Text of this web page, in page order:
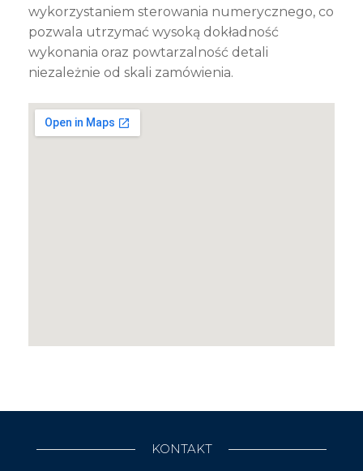
wykorzystaniem sterowania numerycznego, co
pozwala utrzymać wysoką dokładność
wykonania oraz powtarzalność detali
niezależnie od skali zamówienia.
KONTAKT